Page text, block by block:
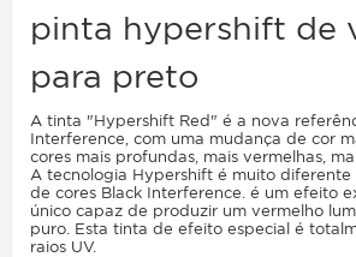
pinta hypershift de
para preto
A tinta "Hypershift Red" é a nova
Interference, com uma mudança de cor
cores mais profundas, mais vermelhas,
A tecnologia Hypershift é muito diferente
de cores Black Interference. é um efeito
único capaz de produzir um vermelho
puro. Esta tinta de efeito especial é
raios UV.